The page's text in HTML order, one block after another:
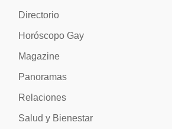
Directorio
Horóscopo Gay
Magazine
Panoramas
Relaciones
Salud y Bienestar